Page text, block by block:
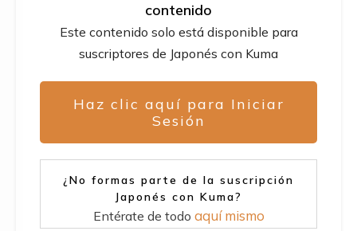
contenido
Este contenido solo está disponible para
suscriptores de Japonés con Kuma
Haz clic aquí para Iniciar
Sesión
¿No formas parte de la suscripción
Japonés con Kuma?
Entérate de todo aquí mismo